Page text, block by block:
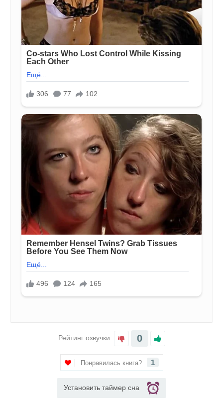
Рейтинг озвучки: 0
Понравилась книга? 1
Установить таймер сна